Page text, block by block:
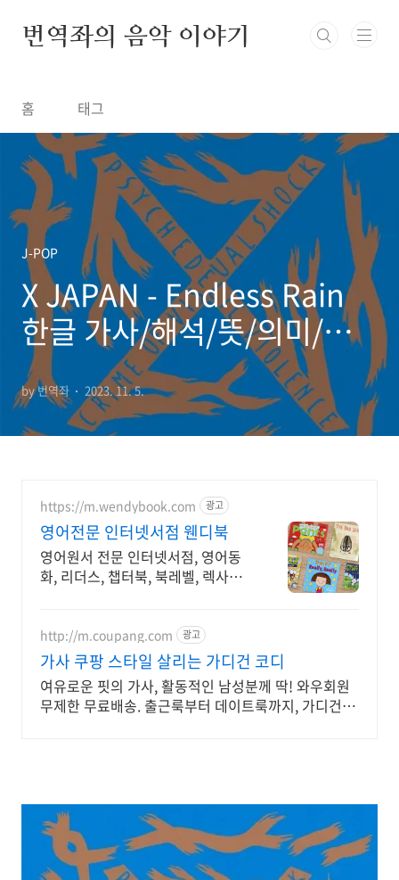
번역좌의 음악 이야기
홈 태그
J-POP
X JAPAN - Endless Rain
한글 가사/해석/뜻/의미/발
음
by 번역좌 2023. 11. 5.
https://m.wendybook.com 광고
영어전문 인터넷서점 웬디북
영어원서 전문 인터넷서점, 영어동
화, 리더스, 챕터북, 북레벨, 렉사일
http://m.coupang.com 광고
가사 쿠팡 스타일 살리는 가디건 코디
여유로운 핏의 가사, 활동적인 남성분께 딱! 와우회원
무제한 무료배송. 출근룩부터 데이트룩까지, 가디건 하